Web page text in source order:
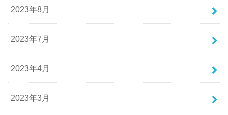
2023年8月
2023年7月
2023年4月
2023年3月